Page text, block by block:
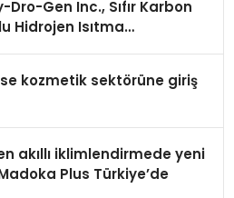
Dro-Gen Inc., Sıfır Karbon
Hidrojen Isıtma
kozmetik sektörüne giriş
akıllı iklimlendirmede yeni
Plus Türkiye’de